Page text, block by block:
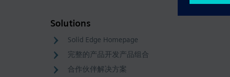
Solutions
Solid Edge Homepage
完整的产品开发产品组合
合作伙伴解决方案